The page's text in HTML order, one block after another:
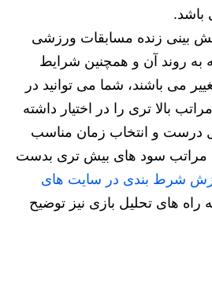
باشد.
بینی زنده مسابقات ورزشی
به روند آن و همچنین شرایط
می باشند، شما می توانید در
بالا تری را در اختیار داشته
درست و انتخاب زمان مناسب
مراتب سود های بیش تری بدست
شرط بندی در سایت های
راه های تحلیل بازی نیز توضیح